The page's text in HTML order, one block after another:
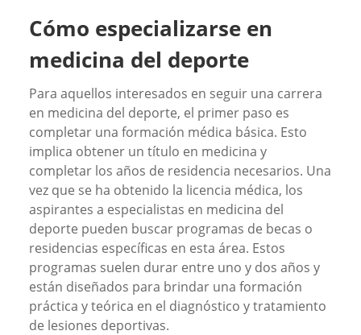
Cómo especializarse en
medicina del deporte
Para aquellos interesados en seguir una carrera
en medicina del deporte, el primer paso es
completar una formación médica básica. Esto
implica obtener un título en medicina y
completar los años de residencia necesarios. Una
vez que se ha obtenido la licencia médica, los
aspirantes a especialistas en medicina del
deporte pueden buscar programas de becas o
residencias específicas en esta área. Estos
programas suelen durar entre uno y dos años y
están diseñados para brindar una formación
práctica y teórica en el diagnóstico y tratamiento
de lesiones deportivas.